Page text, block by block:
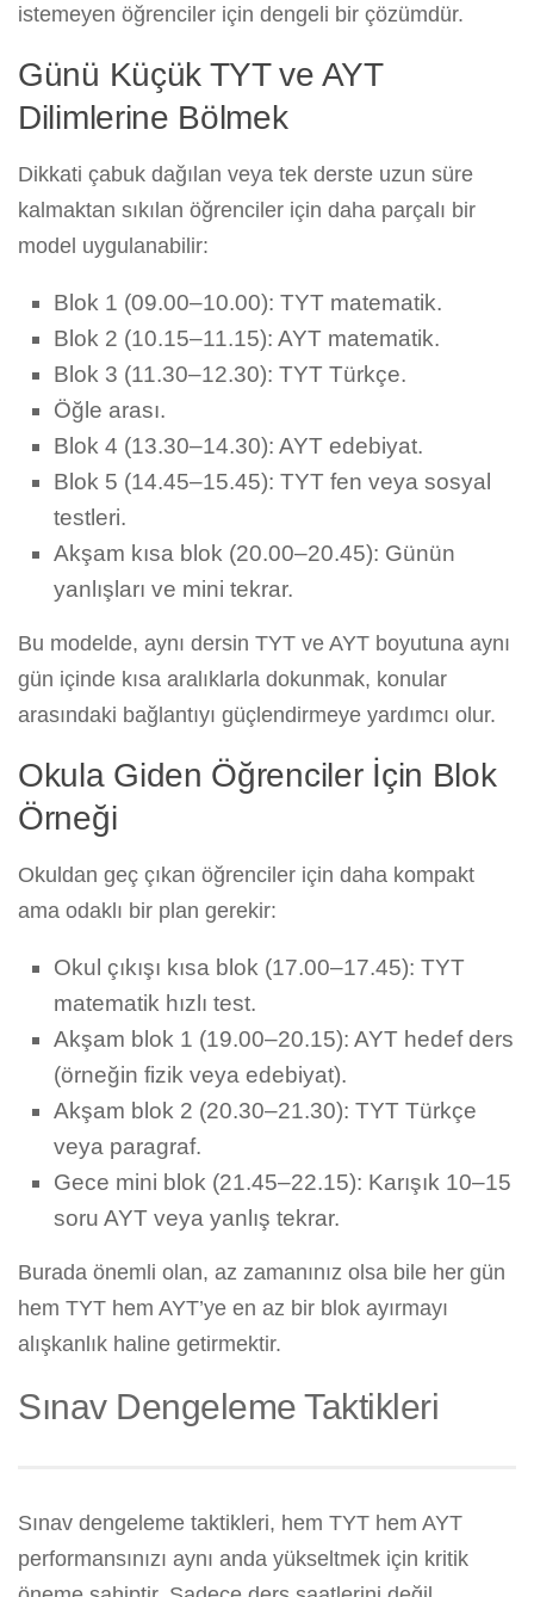
istemeyen öğrenciler için dengeli bir çözümdür.
Günü Küçük TYT ve AYT
Dilimlerine Bölmek
Dikkati çabuk dağılan veya tek derste uzun süre
kalmaktan sıkılan öğrenciler için daha parçalı bir
model uygulanabilir:
Blok 1 (09.00–10.00): TYT matematik.
Blok 2 (10.15–11.15): AYT matematik.
Blok 3 (11.30–12.30): TYT Türkçe.
Öğle arası.
Blok 4 (13.30–14.30): AYT edebiyat.
Blok 5 (14.45–15.45): TYT fen veya sosyal
testleri.
Akşam kısa blok (20.00–20.45): Günün
yanlışları ve mini tekrar.
Bu modelde, aynı dersin TYT ve AYT boyutuna aynı
gün içinde kısa aralıklarla dokunmak, konular
arasındaki bağlantıyı güçlendirmeye yardımcı olur.
Okula Giden Öğrenciler İçin Blok
Örneği
Okuldan geç çıkan öğrenciler için daha kompakt
ama odaklı bir plan gerekir:
Okul çıkışı kısa blok (17.00–17.45): TYT
matematik hızlı test.
Akşam blok 1 (19.00–20.15): AYT hedef ders
(örneğin fizik veya edebiyat).
Akşam blok 2 (20.30–21.30): TYT Türkçe
veya paragraf.
Gece mini blok (21.45–22.15): Karışık 10–15
soru AYT veya yanlış tekrar.
Burada önemli olan, az zamanınız olsa bile her gün
hem TYT hem AYT’ye en az bir blok ayırmayı
alışkanlık haline getirmektir.
Sınav Dengeleme Taktikleri
Sınav dengeleme taktikleri, hem TYT hem AYT
performansınızı aynı anda yükseltmek için kritik